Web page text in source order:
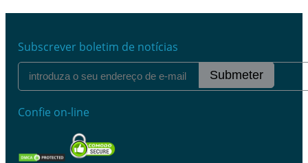
Subscrever boletim de notícias
Submeter
Confie on-line